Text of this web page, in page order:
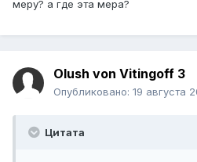
меру? а где эта мера?
Olush von Vitingoff 3
Опубликовано: 19 августа
Цитата